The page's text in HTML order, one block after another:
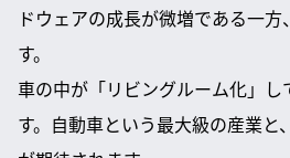
ドウェアの成長が微増である一
す。
車の中が「リビングルーム化」
す。自動車という最大級の産業